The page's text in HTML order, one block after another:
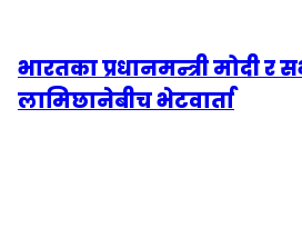
भारतका प्रधानमन्त्री मोदी र
लामिछानेबीच भेटवार्ता